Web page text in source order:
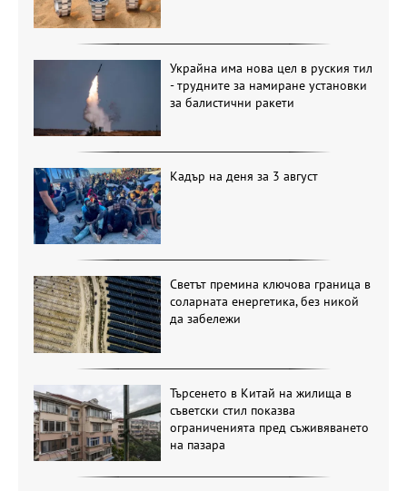
Украйна има нова цел в руския тил
- трудните за намиране установки
за балистични ракети
Кадър на деня за 3 август
Светът премина ключова граница в
соларната енергетика, без никой
да забележи
Търсенето в Китай на жилища в
съветски стил показва
ограниченията пред съживяването
на пазара